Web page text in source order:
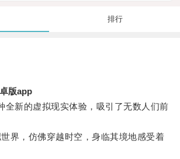
排行
版app
新的虚拟现实体验，吸引了无数人们前
，仿佛穿越时空，身临其境地感受着